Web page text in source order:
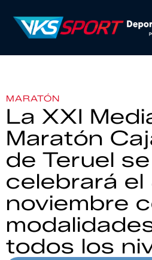
MARATÓN
La XXI
Maratón
de Teruel se
celebrará el
noviembre
todos los